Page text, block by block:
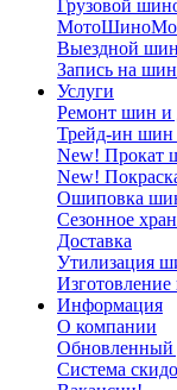
Грузовой
Выездной
Запись на
Услуги
Ремонт шин и
Трейд-ин шин
New! Прокат
New!
Ошиповка
Сезонное
Доставка
Утилизация
Информация
О компании
Обновленный
Система